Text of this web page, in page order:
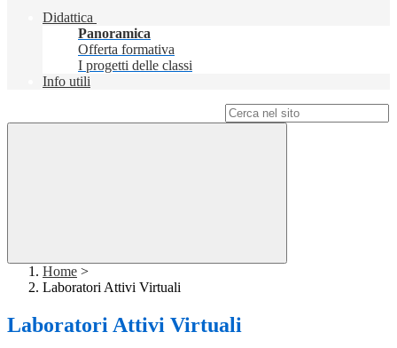
Didattica
Panoramica
Offerta formativa
I progetti delle classi
Info utili
Home >
Laboratori Attivi Virtuali
Laboratori Attivi Virtuali